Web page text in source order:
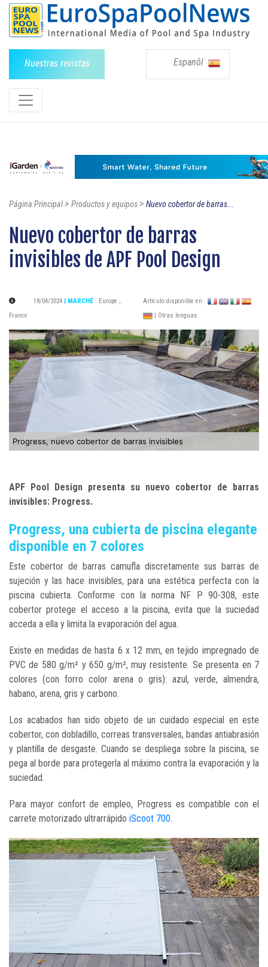
Nuestras revistas Espanõl
Página Principal> Productos y equipos> Nuevo cobertor de barras...
Nuevo cobertor de barras
invisibles de APF Pool Design
18/04/2024 | MARCHÉ : Europe ,
France
Artículo disponible en :
| Otras lenguas
Progress, nuevo cobertor de barras invisibles
APF Pool Design presenta su nuevo cobertor de barras
invisibles: Progress.
Progress, una cubierta de piscina elegante
disponible en 7 colores
Este cobertor de barras camufla discretamente sus barras de
sujeción y las hace invisibles, para una estética perfecta con la
piscina cubierta. Conforme con la norma NF P 90-308, este
cobertor protege el acceso a la piscina, evita que la suciedad
acceda a ella y limita la evaporación del agua.
Existe en medidas de hasta 6 x 12 mm, en tejido impregnado de
PVC de 580 g/m² y 650 g/m², muy resistente. Se presenta en 7
colores (con forro color arena o gris): azul, verde, almendra,
habano, arena, gris y carbono.
Los acabados han sido objeto de un cuidado especial en este
cobertor, con dobladillo, correas transversales, bandas antiabrasión
y plantilla de desgaste. Cuando se despliega sobre la piscina, se
pega al borde para protegerla al máximo contra la evaporación y la
suciedad.
Para mayor confort de empleo, Progress es compatible con el
carrete motorizado ultrarrápido iScoot 700